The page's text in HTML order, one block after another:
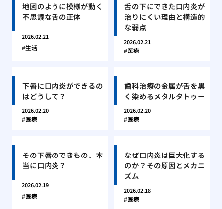
地図のように模様が動く
不思議な舌の正体
2026.02.21
生活
舌の下にできた口内炎が
治りにくい理由と構造的
な弱点
2026.02.21
医療
下唇に口内炎ができるの
はどうして？
2026.02.20
医療
歯科治療の金属が舌を黒
く染めるメタルタトゥー
2026.02.20
医療
その下唇のできもの、本
当に口内炎？
2026.02.19
医療
なぜ口内炎は巨大化する
のか？その原因とメカニ
ズム
2026.02.18
医療